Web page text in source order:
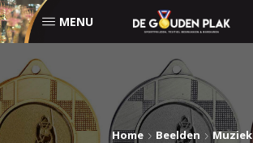
MENU
Home Beelden Muziek